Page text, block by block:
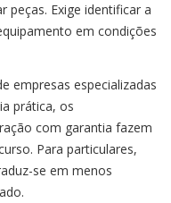
peças. Exige identificar a
em condições
empresas especializadas
prática, os
com garantia fazem
Para particulares,
se em menos